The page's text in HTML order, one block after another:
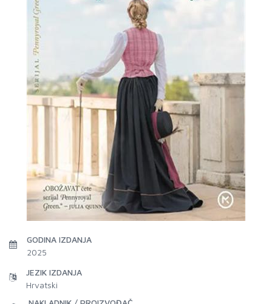
GODINA IZDANJA
2025
JEZIK IZDANJA
Hrvatski